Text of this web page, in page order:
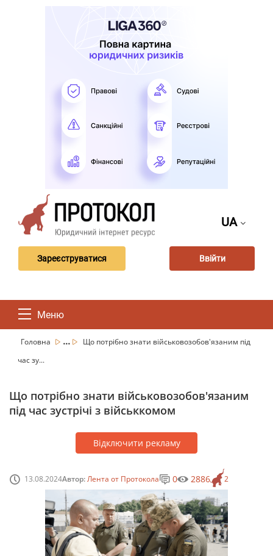
UA
Зареєструватися Ввійти
Меню
Головна ...
Що потрібно знати військовозобов'язаним під
час зу...
Що потрібно знати військовозобов'язаним
під час зустрічі з військкомом
Відключити рекламу
13.08.2024Автор:Лента от Протокола 2
0 2886